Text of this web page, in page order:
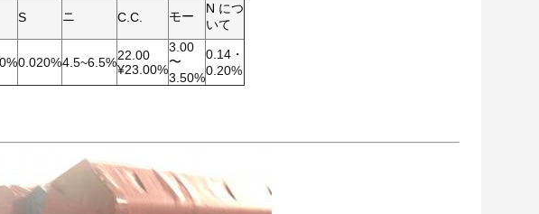
S ニ C.C. モー
N につ
いて
0.020%4.5~6.5%22.00
¥23.00%
3.00
〜
3.50%
0.14・
0.20%